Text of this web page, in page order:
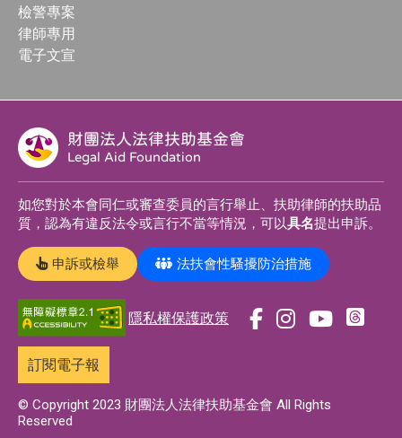
檢警專案
律師專用
電子文宣
財團法人法律扶助基金會
Legal Aid Foundation
如您對於本會同仁或審查委員的言行舉止、扶助律師的扶助品
質，認為有違反法令或言行不當等情況，可以具名提出申訴。
申訴或檢舉 法扶會性騷擾防治措施
隱私權保護政策
a
n
o
訂閱電子報
© Copyright 2023 財團法人法律扶助基金會 All Rights
Reserved